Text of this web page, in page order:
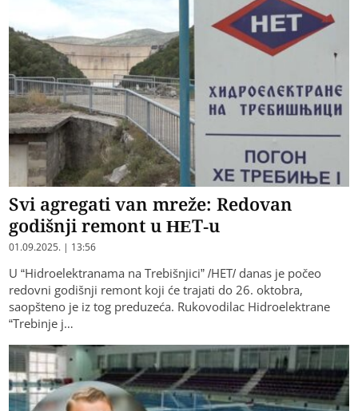
Svi agregati van mreže: Redovan
godišnji remont u HET-u
01.09.2025. | 13:56
U “Hidroelektranama na Trebišnjici” /HET/ danas je počeo
redovni godišnji remont koji će trajati do 26. oktobra,
saopšteno je iz tog preduzeća. Rukovodilac Hidroelektrane
“Trebinje j…